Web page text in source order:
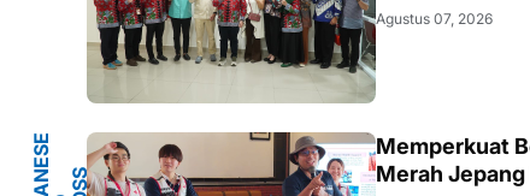
kunjungan kerja
Agustus 07, 2026
Memperkuat
Merah